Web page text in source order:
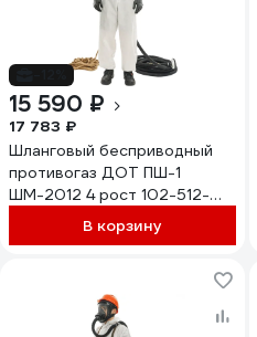
15 590 ₽
17 783 ₽
Шланговый бесприводный
противогаз ДОТ ПШ-1
ШМ-2012 4 рост 102-512-
В корзину